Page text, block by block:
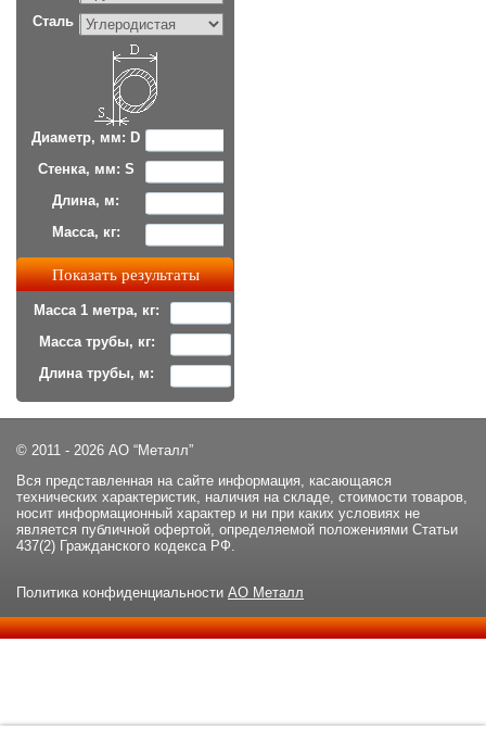
Сталь
Диаметр, мм: D
Стенка, мм: S
Длина, м:
Масса, кг:
Масса 1 метра, кг:
Масса трубы, кг:
Длина трубы, м:
© 2011 - 2026 АО “Металл”
Вся представленная на сайте информация, касающаяся
технических характеристик, наличия на складе, стоимости товаров,
носит информационный характер и ни при каких условиях не
является публичной офертой, определяемой положениями Статьи
437(2) Гражданского кодекса РФ.
Политика конфиденциальности АО Металл